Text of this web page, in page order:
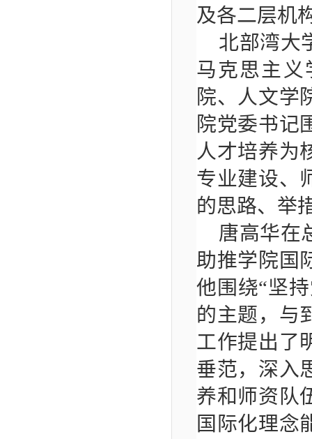
及各二层机
北部湾大
马克思主义
院、人文学
院党委书记
人才培养为
专业建设、
的思路、举
唐高华在
助推学院国
他围绕“坚
的主题，与
工作提出了
垂范，深入
养和师资队
国际化理念